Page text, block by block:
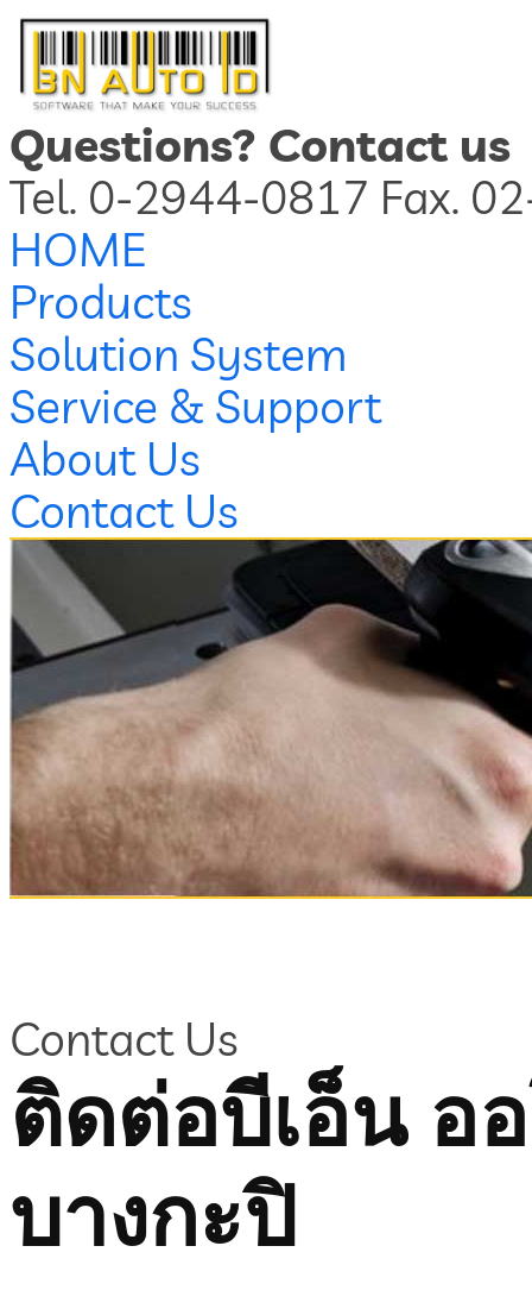
Questions? Contact us
Tel. 0-2944-0817 Fax.
HOME
Products
Solution System
Service & Support
About Us
Contact Us
Contact Us
ติดต่อบีเอ็น อ
บางกะปิ